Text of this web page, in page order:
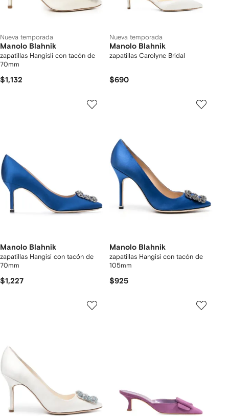
Nueva temporada
Manolo Blahnik
zapatillas Hangisli con tacón de
70mm
$1,132
Nueva temporada
Manolo Blahnik
zapatillas Carolyne Bridal
$690
Manolo Blahnik
zapatillas Hangisi con tacón de
70mm
$1,227
Manolo Blahnik
zapatillas Hangisi con tacón de
105mm
$925